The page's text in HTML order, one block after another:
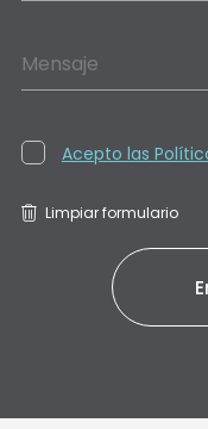
Mensaje
Acepto las
Limpiar formulario